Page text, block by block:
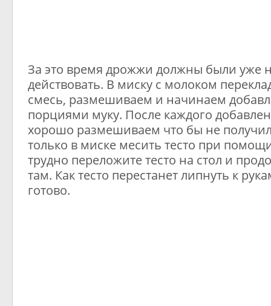
За это время дрожжи должны были уже
действовать. В миску с молоком
смесь, размешиваем и начинаем
порциями муку. После каждого
хорошо размешиваем что бы не
только в миске месить тесто при
трудно переложите тесто на стол и
там. Как тесто перестанет липнуть к
готово.